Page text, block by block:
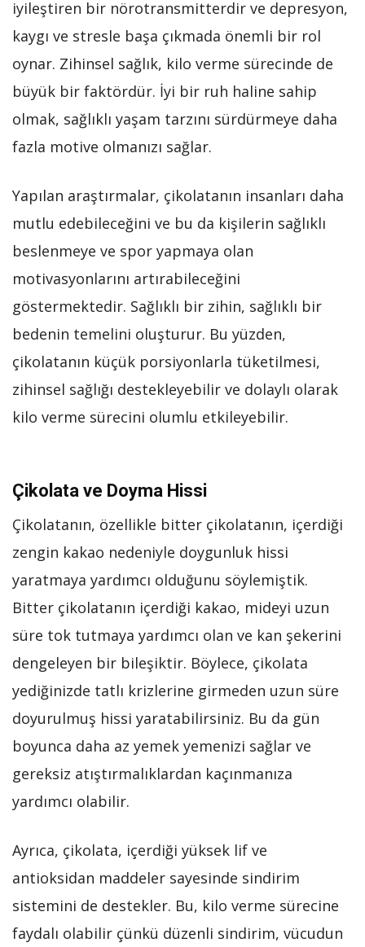
iyileştiren bir nörotransmitterdir ve depresyon,
kaygı ve stresle başa çıkmada önemli bir rol
oynar. Zihinsel sağlık, kilo verme sürecinde de
büyük bir faktördür. İyi bir ruh haline sahip
olmak, sağlıklı yaşam tarzını sürdürmeye daha
fazla motive olmanızı sağlar.
Yapılan araştırmalar, çikolatanın insanları daha
mutlu edebileceğini ve bu da kişilerin sağlıklı
beslenmeye ve spor yapmaya olan
motivasyonlarını artırabileceğini
göstermektedir. Sağlıklı bir zihin, sağlıklı bir
bedenin temelini oluşturur. Bu yüzden,
çikolatanın küçük porsiyonlarla tüketilmesi,
zihinsel sağlığı destekleyebilir ve dolaylı olarak
kilo verme sürecini olumlu etkileyebilir.
Çikolata ve Doyma Hissi
Çikolatanın, özellikle bitter çikolatanın, içerdiği
zengin kakao nedeniyle doygunluk hissi
yaratmaya yardımcı olduğunu söylemiştik.
Bitter çikolatanın içerdiği kakao, mideyi uzun
süre tok tutmaya yardımcı olan ve kan şekerini
dengeleyen bir bileşiktir. Böylece, çikolata
yediğinizde tatlı krizlerine girmeden uzun süre
doyurulmuş hissi yaratabilirsiniz. Bu da gün
boyunca daha az yemek yemenizi sağlar ve
gereksiz atıştırmalıklardan kaçınmanıza
yardımcı olabilir.
Ayrıca, çikolata, içerdiği yüksek lif ve
antioksidan maddeler sayesinde sindirim
sistemini de destekler. Bu, kilo verme sürecine
faydalı olabilir çünkü düzenli sindirim, vücudun